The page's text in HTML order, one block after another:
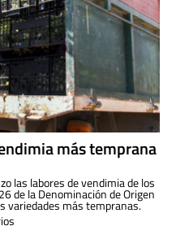
más temprana
las labores de vendimia de los
de la Denominación de Origen
variedades más tempranas.